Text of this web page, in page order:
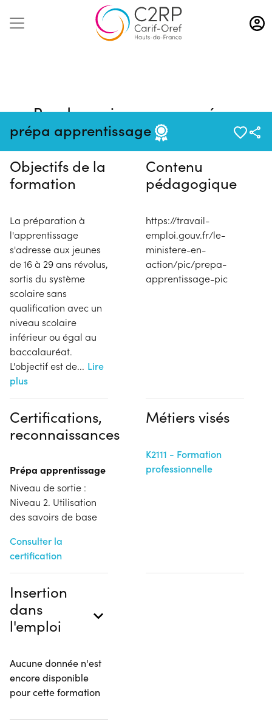
Aller
au
contenu
prépa apprentissage
Pas de session programmée en
ce moment
Objectifs de la
formation
La préparation à
l'apprentissage
s'adresse aux jeunes
de 16 à 29 ans révolus,
sortis du système
scolaire sans
qualification avec un
niveau scolaire
inférieur ou égal au
baccalauréat.
L'objectif est de... Lire
plus
Contenu
pédagogique
https://travail-
emploi.gouv.fr/le-
ministere-en-
action/pic/prepa-
apprentissage-pic
Certifications,
reconnaissances
Prépa apprentissage
Niveau de sortie :
Niveau 2. Utilisation
des savoirs de base
Consulter la
certification
Métiers visés
K2111 - Formation
professionnelle
Insertion
dans
l'emploi
Aucune donnée n'est
encore disponible
pour cette formation